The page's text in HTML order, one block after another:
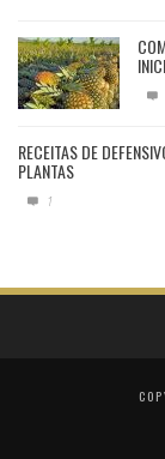
RECEITAS DE
PLANTAS
1